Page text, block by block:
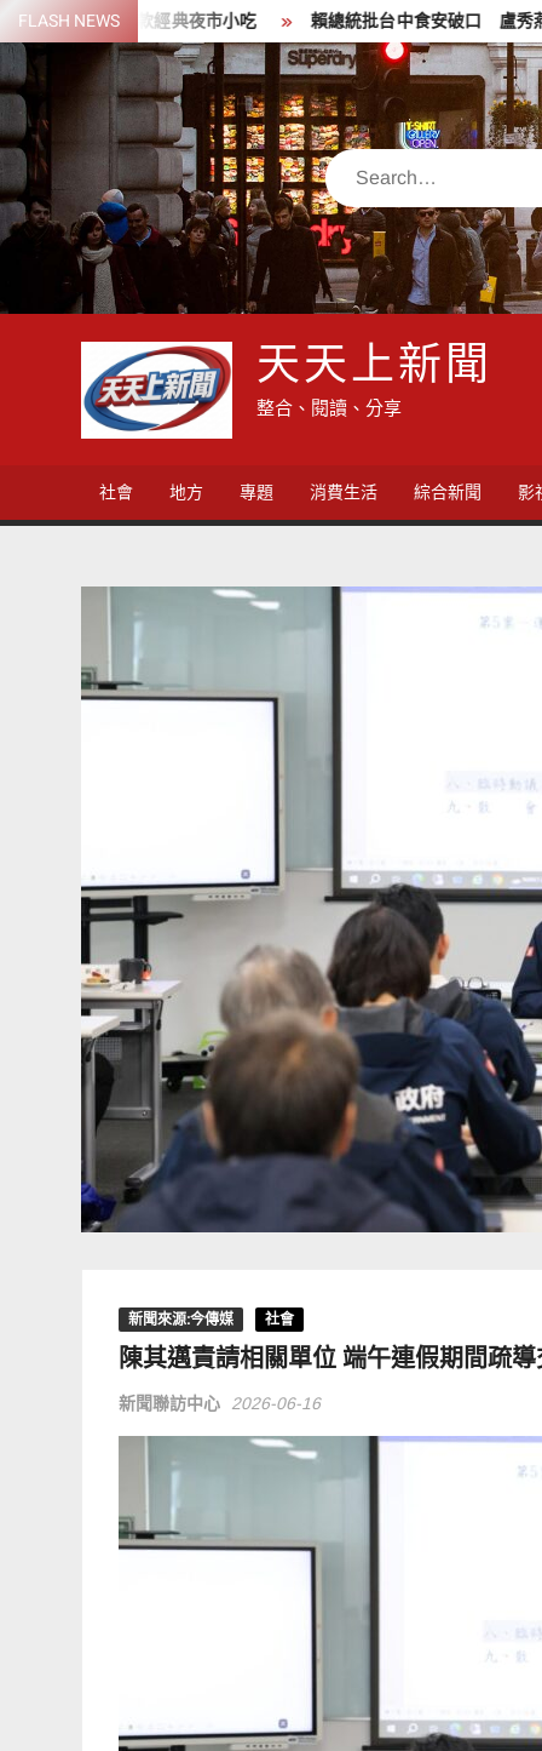
Skip
to
content
FLASH NEWS
現10款經典夜市小吃 賴總統批台中食安破口 盧秀燕要總統管
Search
天天上新聞
整合、閱讀、分享
社會 地方 專題 消費生活 綜合新聞 影
新聞來源:今傳媒 社會
陳其邁責請相關單位 端午連假期間疏
新聞聯訪中心 2026-06-16